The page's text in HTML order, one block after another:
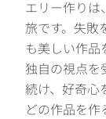
エリー作りは
旅です。失敗
も美しい作品
独自の視点を
続け、好奇心
どの作品を